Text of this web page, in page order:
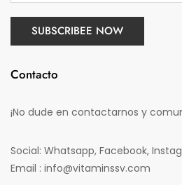
Contacto
¡No dude en contactarnos y
Social: Whatsapp, Facebook,
Email : info@vitaminssv.com